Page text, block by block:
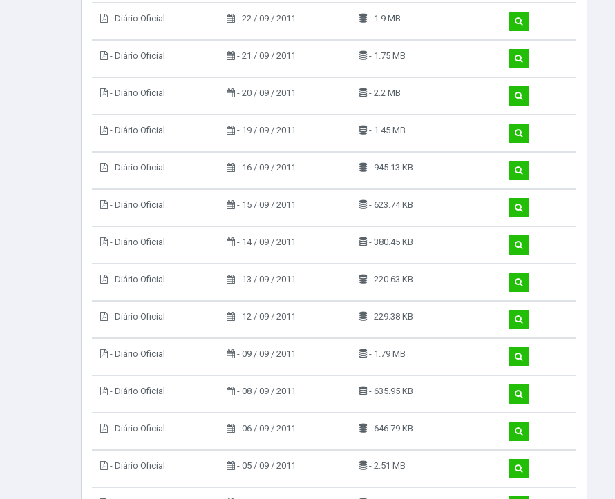
- Diário Oficial - 22 / 09 / 2011 - 1.9 MB
- Diário Oficial - 21 / 09 / 2011 - 1.75 MB
- Diário Oficial - 20 / 09 / 2011 - 2.2 MB
- Diário Oficial - 19 / 09 / 2011 - 1.45 MB
- Diário Oficial - 16 / 09 / 2011 - 945.13 KB
- Diário Oficial - 15 / 09 / 2011 - 623.74 KB
- Diário Oficial - 14 / 09 / 2011 - 380.45 KB
- Diário Oficial - 13 / 09 / 2011 - 220.63 KB
- Diário Oficial - 12 / 09 / 2011 - 229.38 KB
- Diário Oficial - 09 / 09 / 2011 - 1.79 MB
- Diário Oficial - 08 / 09 / 2011 - 635.95 KB
- Diário Oficial - 06 / 09 / 2011 - 646.79 KB
- Diário Oficial - 05 / 09 / 2011 - 2.51 MB